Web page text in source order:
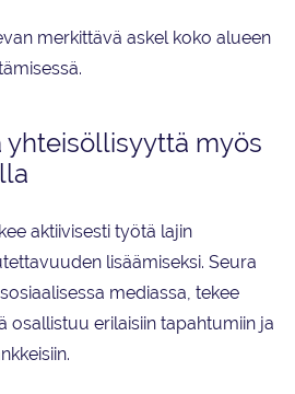
merkittävä askel koko alueen
yhteisöllisyyttä myös
aktiivisesti työtä lajin
lisäämiseksi. Seura
mediassa, tekee
osallistuu erilaisiin tapahtumiin ja